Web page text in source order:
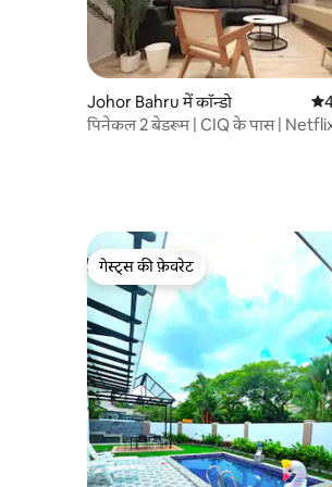
Johor Bahru में कॉन्डो
पिनेकल 2 बेडरूम | CIQ के पास |
गेस्ट्स की फ़ेवरेट
गेस्ट्स की फ़ेवरेट